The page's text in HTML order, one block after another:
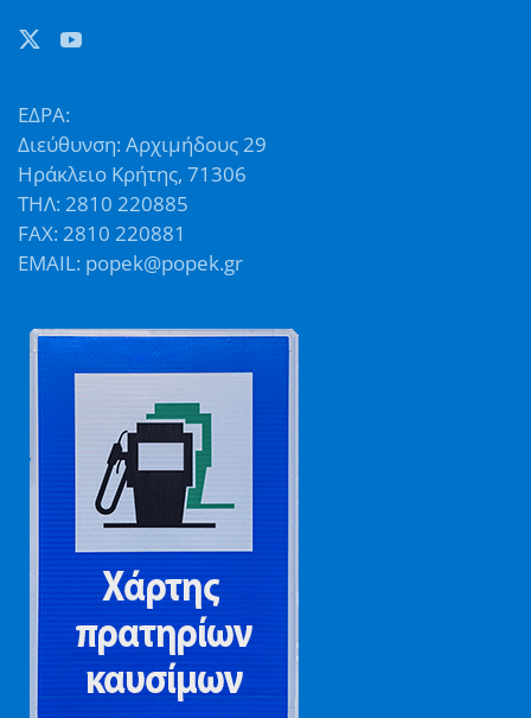
ΕΔΡΑ:
Διεύθυνση: Αρχιμήδους 29
Ηράκλειο Κρήτης, 71306
ΤΗΛ: 2810 220885
FAX: 2810 220881
EMAIL: popek@popek.gr